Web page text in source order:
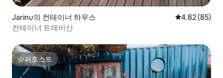
Jarinu의 컨테이너 하우스 평점 4.82점(5
4.82 (85)
컨테이너 트레비산
슈퍼호스트
슈퍼호스트